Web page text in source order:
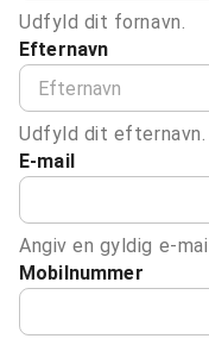
Udfyld dit fornavn.
Udfyld dit efternavn.
Efternavn
Angiv en gyldig e-
E-mail
Mobilnummer